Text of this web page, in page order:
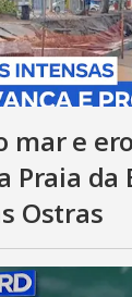
mar e
Praia da
Ostras